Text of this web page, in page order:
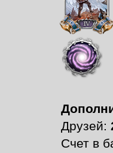
Друзей:
Счет в